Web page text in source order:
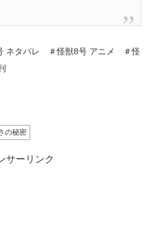
ネタバレ ＃怪獣8号 アニメ ＃怪
の秘密
サーリンク